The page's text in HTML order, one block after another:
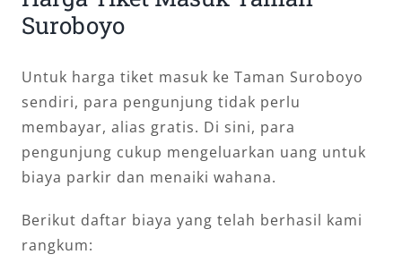
Suroboyo
Untuk harga tiket masuk ke Taman Suroboyo
sendiri, para pengunjung tidak perlu
membayar, alias gratis. Di sini, para
pengunjung cukup mengeluarkan uang untuk
biaya parkir dan menaiki wahana.
Berikut daftar biaya yang telah berhasil kami
rangkum: